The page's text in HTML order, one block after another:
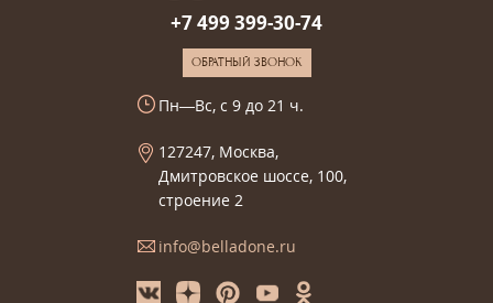
+7 499 399-30-74
ОБРАТНЫЙ ЗВОНОК
Пн—Вс, с 9 до 21 ч.
127247, Москва,
Дмитровское шоссе, 100,
строение 2
info@belladone.ru